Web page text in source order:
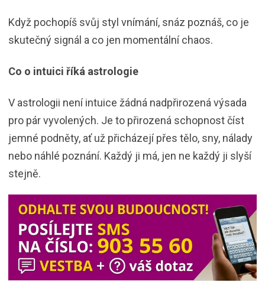
Když pochopíš svůj styl vnímání, snáz poznáš, co je
skutečný signál a co jen momentální chaos.
Co o intuici říká astrologie
V astrologii není intuice žádná nadpřirozená výsada
pro pár vyvolených. Je to přirozená schopnost číst
jemné podněty, ať už přicházejí přes tělo, sny, nálady
nebo náhlé poznání. Každý ji má, jen ne každý ji slyší
stejně.